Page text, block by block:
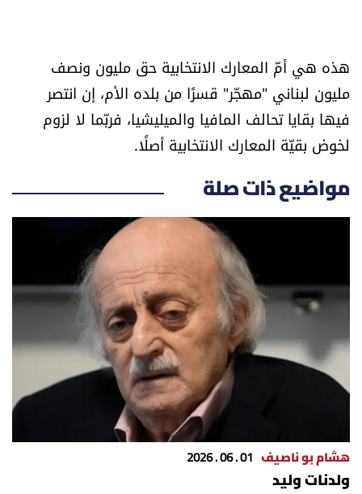
هذه هي أمّ المعارك الانتخابية حق مليون ونصف
مليون لبناني "مهجّر" قسرًا من بلده الأم، إن انتصر
فيها بقايا تحالف المافيا والميليشيا، فربّما لا لزوم
لخوض بقيّة المعارك الانتخابية أصلًا.
مواضيع ذات صلة
هشام بو ناصيف 01 . 06 . 2026
ولدنات وليد